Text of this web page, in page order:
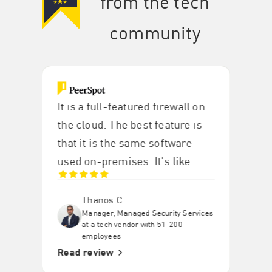
community
It is a full-featured firewall on
the cloud. The best feature is
that it is the same software
used on-premises. It's like
having a full-blown firewall in
CloudGuard.
Thanos C.
Manager, Managed Security Services
at a tech vendor with 51-200
employees
Read review